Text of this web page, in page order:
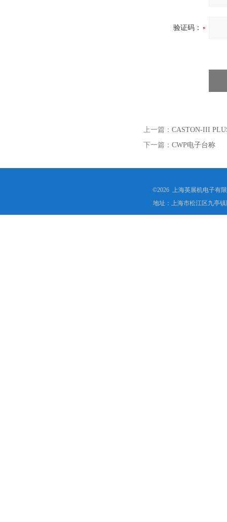
验证码：
上一篇： CASTON-III
下一篇： CWP电子台称
©2026 上海英展机电子有
地址：上海市松江区九亭镇